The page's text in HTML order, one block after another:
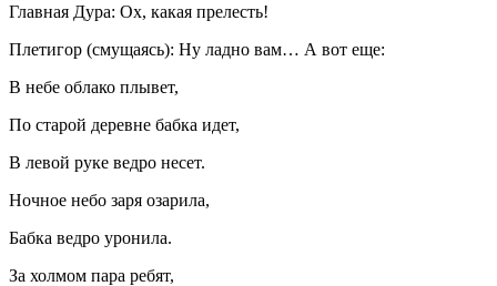
Главная Дура: Ох, какая прелесть!
Плетигор (смущаясь): Ну ладно вам… А вот еще:
В небе облако плывет,
По старой деревне бабка идет,
В левой руке ведро несет.
Ночное небо заря озарила,
Бабка ведро уронила.
За холмом пара ребят,